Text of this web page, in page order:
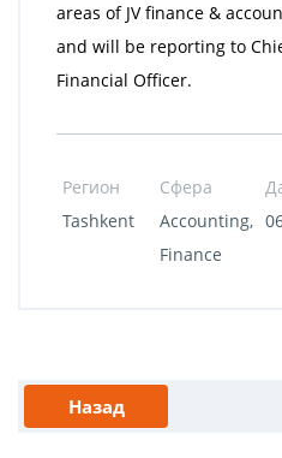
areas of JV finance &
and will be reporting to
Financial Officer.
Регион Сфера
Tashkent
Accounting,
Finance
Назад